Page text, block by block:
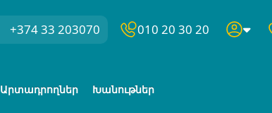
+374 33 203070 010 20 30 20
Արտադրողներ Խանութներ